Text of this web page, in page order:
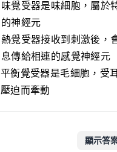
味覺受器是味細胞，屬於
的神經元
熱覺受器接收到刺激後，
息傳給相連的感覺神經元
平衡覺受器是毛細胞，受
壓迫而牽動
顯示答